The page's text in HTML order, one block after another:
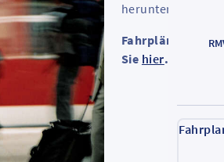
herunterladen.
Fahrpläne der
Sie hier.